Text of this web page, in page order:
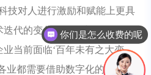
技对人进行激励和赋能上更具
代的变化，使得中国的互联网
当前面临‘百年未有之大变
业都需要借助数字化的技术和
你们是怎么收费的呢